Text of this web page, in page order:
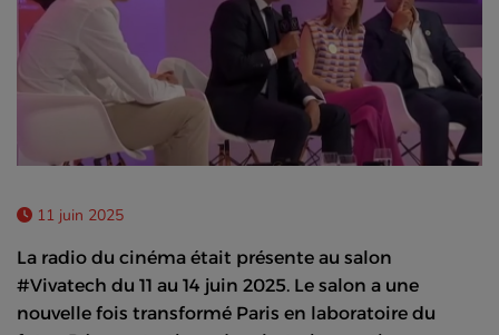
11 juin 2025
La radio du cinéma était présente au salon
#Vivatech du 11 au 14 juin 2025. Le salon a une
nouvelle fois transformé Paris en laboratoire du